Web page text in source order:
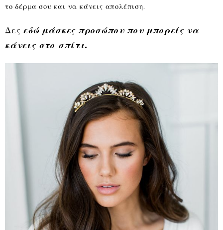
το δέρμα σου και να κάνεις απολέπιση.
Δες εδώ μάσκες προσώπου που μπορείς να
κάνεις στο σπίτι.